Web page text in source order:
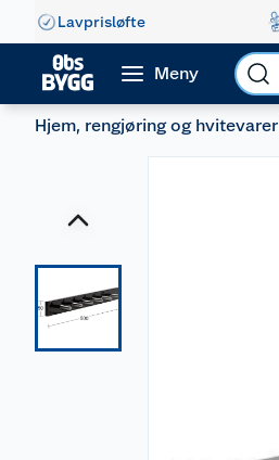
Lavprisløfte
Meny
Hjem, rengjøring og hvitevarer